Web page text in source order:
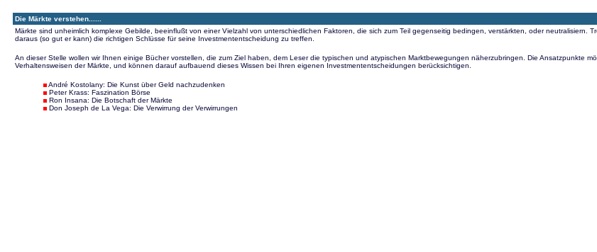
Die Märkte verstehen......
Märkte sind unheimlich komplexe Gebilde, beeinflußt von einer Vielzahl von unterschiedlichen Faktoren, die sich zum Teil gegenseitig bedingen, verstärkten, oder
daraus (so gut er kann) die richtigen Schlüsse für seine Investmententscheidung zu treffen.
An dieser Stelle wollen wir Ihnen einige Bücher vorstellen, die zum Ziel haben, dem Leser die typischen und atypischen Marktbewegungen näherzubringen. Die Ansatzpunkte
Verhaltensweisen der Märkte, und können darauf aufbauend dieses Wissen bei Ihren eigenen Investmententscheidungen berücksichtigen.
André Kostolany: Die Kunst über Geld nachzudenken
Peter Krass: Faszination Börse
Ron Insana: Die Botschaft der Märkte
Don Joseph de La Vega: Die Verwirrung der Verwirrungen